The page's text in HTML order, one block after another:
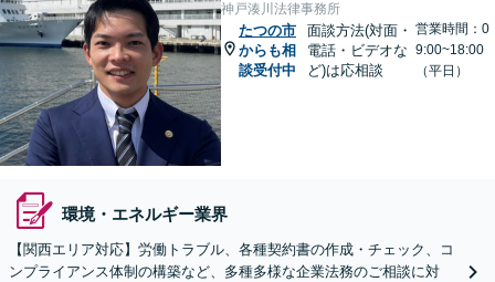
神戸湊川法律事務所
たつの市
からも相
談受付中
面談方法(対面・
電話・ビデオな
ど)は応相談
営業時間：0
9:00~18:00
（平日）
環境・エネルギー業界
【関西エリア対応】労働トラブル、各種契約書の作成・チェック、コ
ンプライアンス体制の構築など、多種多様な企業法務のご相談に対